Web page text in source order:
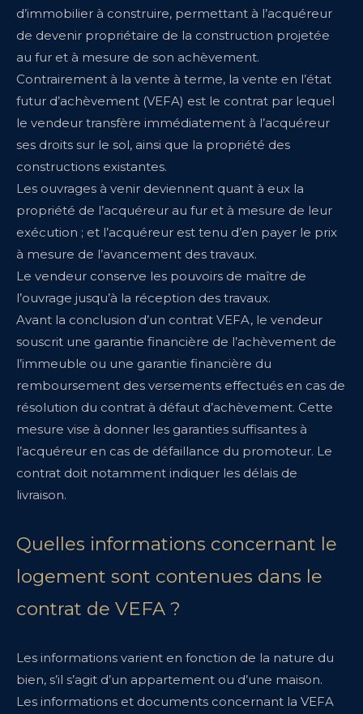
d’immobilier à construire, permettant à l’acquéreur
de devenir propriétaire de la construction projetée
au fur et à mesure de son achèvement.
Contrairement à la vente à terme, la vente en l’état
futur d’achèvement (VEFA) est le contrat par lequel
le vendeur transfère immédiatement à l’acquéreur
ses droits sur le sol, ainsi que la propriété des
constructions existantes.
Les ouvrages à venir deviennent quant à eux la
propriété de l’acquéreur au fur et à mesure de leur
exécution ; et l’acquéreur est tenu d’en payer le prix
à mesure de l’avancement des travaux.
Le vendeur conserve les pouvoirs de maître de
l’ouvrage jusqu’à la réception des travaux.
Avant la conclusion d’un contrat VEFA, le vendeur
souscrit une garantie financière de l’achèvement de
l’immeuble ou une garantie financière du
remboursement des versements effectués en cas de
résolution du contrat à défaut d’achèvement. Cette
mesure vise à donner les garanties suffisantes à
l’acquéreur en cas de défaillance du promoteur. Le
contrat doit notamment indiquer les délais de
livraison.
Quelles informations concernant le
logement sont contenues dans le
contrat de VEFA ?
Les informations varient en fonction de la nature du
bien, s’il s’agit d’un appartement ou d’une maison.
Les informations et documents concernant la VEFA